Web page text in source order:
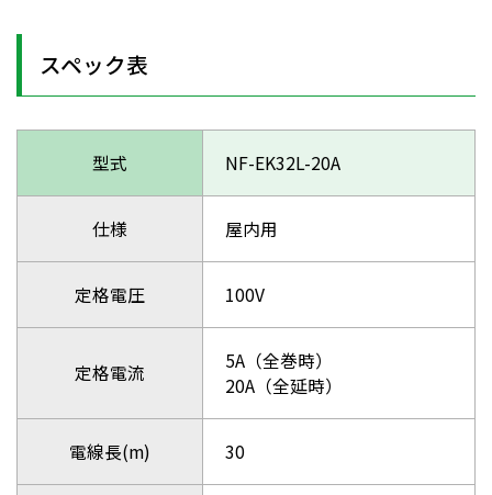
スペック表
型式 NF-EK32L-20A
仕様 屋内用
定格電圧 100V
定格電流
5A（全巻時）
20A（全延時）
電線長(m) 30